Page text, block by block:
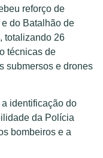
reforço de
do Batalhão de
totalizando 26
técnicas de
submersos e drones
identificação do
da Polícia
bombeiros e a